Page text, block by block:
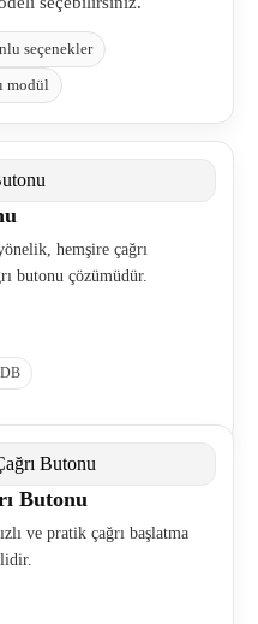
seçenekler
modül
hemşire çağrı
butonu çözümüdür.
Butonu
ve pratik çağrı başlatma